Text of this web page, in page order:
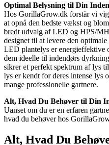
Optimal Belysning til Din
Hos GorillaGrow.dk forstår vi
at opnå den bedste vækst og
bredt udvalg af LED og HPS/
designet til at levere den
LED plantelys er energieffektive
dem ideelle til indendørs
sikrer et perfekt spektrum af lys
lys er kendt for deres intense lys
mange professionelle gartnere.
Alt, Hvad Du Behøver til Din
Uanset om du er en erfaren
hvad du behøver hos
Alt, Hvad Du